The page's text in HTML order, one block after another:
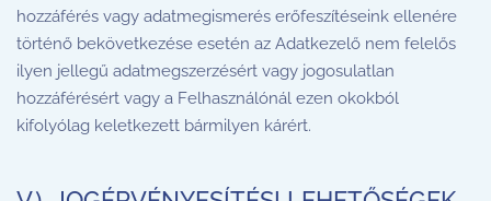
hozzáférés vagy adatmegismerés erőfeszítéseink ellenére
történő bekövetkezése esetén az Adatkezelő nem felelős
ilyen jellegű adatmegszerzésért vagy jogosulatlan
hozzáférésért vagy a Felhasználónál ezen okokból
kifolyólag keletkezett bármilyen kárért.